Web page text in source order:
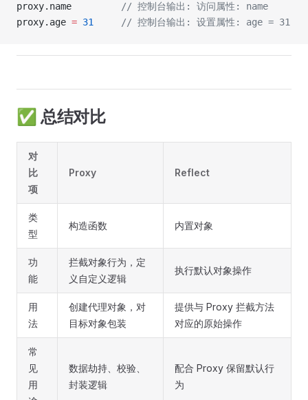
proxy.name
// 控制台输出: 访问属性: name
proxy.age = 31
     // 控制台输出: 设置属性: age = 31
✅ 总结对比
对
比
项
Proxy Reflect
类
型
构造函数 内置对象
功
能
拦截对象行为，定
义自定义逻辑
执行默认对象操作
用
法
创建代理对象，对
目标对象包装
提供与 Proxy 拦截方法
对应的原始操作
常
见
用
数据劫持、校验、
封装逻辑
配合 Proxy 保留默认行
为